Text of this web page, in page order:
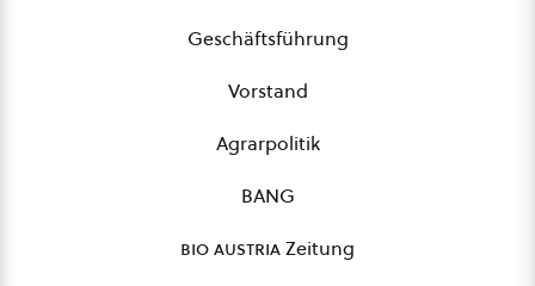
Geschäftsführung
Vorstand
Agrarpolitik
BANG
bio austriaZeitung